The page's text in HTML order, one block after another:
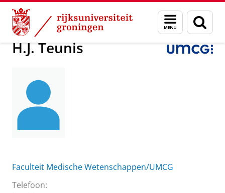
Skip
Content
Skip
Navigation
Menu
en
zoeken
Over ons H.J. Teunis
H.J. Teunis
Faculteit Medische Wetenschappen/UMCG
Telefoon: